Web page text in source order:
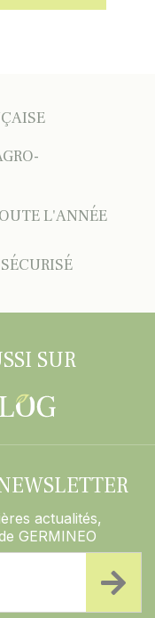
L'ANNÉE
SUR
actualités,
GERMINEO